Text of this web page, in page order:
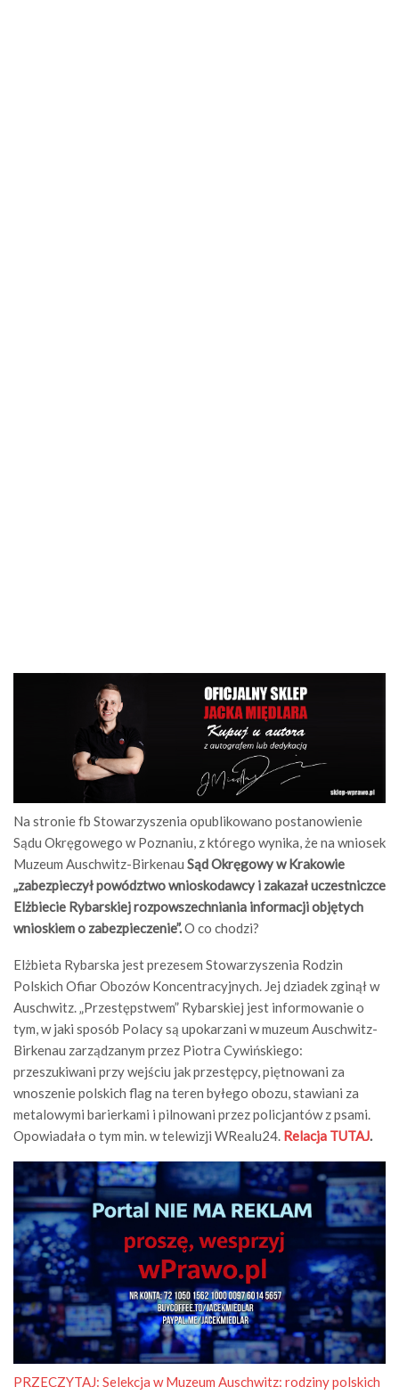
Na stronie fb Stowarzyszenia opublikowano postanowienie
Sądu Okręgowego w Poznaniu, z którego wynika, że na wniosek
Muzeum Auschwitz-Birkenau Sąd Okręgowy w Krakowie
„zabezpieczył powództwo wnioskodawcy i zakazał uczestniczce
Elżbiecie Rybarskiej rozpowszechniania informacji objętych
wnioskiem o zabezpieczenie”.O co chodzi?
Elżbieta Rybarska jest prezesem Stowarzyszenia Rodzin
Polskich Ofiar Obozów Koncentracyjnych. Jej dziadek zginął w
Auschwitz. „Przestępstwem” Rybarskiej jest informowanie o
tym, w jaki sposób Polacy są upokarzani w muzeum Auschwitz-
Birkenau zarządzanym przez Piotra Cywińskiego:
przeszukiwani przy wejściu jak przestępcy, piętnowani za
wnoszenie polskich flag na teren byłego obozu, stawiani za
metalowymi barierkami i pilnowani przez policjantów z psami.
Opowiadała o tym min. w telewizji WRealu24. Relacja TUTAJ.
PRZECZYTAJ: Selekcja w Muzeum Auschwitz: rodziny polskich